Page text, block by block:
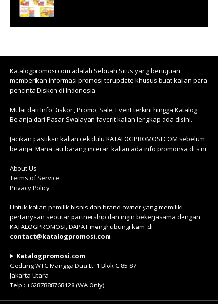
Katalogpromosi.com adalah Sebuah Situs yang bertujuan
memberikan informasi promosi terupdate khusus buat kalian para
pencinta Diskon di Indonesia
Mulai dari Info Diskon, Promo, Sale, Event terkini hingga Katalog
Belanja dari Pasar Swalayan favorit kalian lengkap ada disini.
Jadikan pastikan kalian cek dulu KATALOGPROMOSI.COM sebelum
belanja. Mana tau barang inceran kalian ada info promonya di sini
About Us
Terms of Service
Privacy Policy
Untuk kalian pemilik bisnis dan brand owner yang memiliki
pertanyaan seputar partnership dan ingin bekerjasama dengan
KATALOGPROMOSI, DAPAT menghubungi kami di
contact@katalogpromosi.com
Katalogpromosi.com
Gedung WTC Mangga Dua Lt. 1 Blok C.85-87
Jakarta Utara
Telp : +6287888768128 (WA Only)